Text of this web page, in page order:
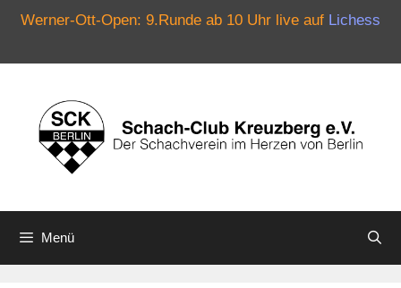
Werner-Ott-Open: 9.Runde ab 10 Uhr live auf Lichess
springen
Menü